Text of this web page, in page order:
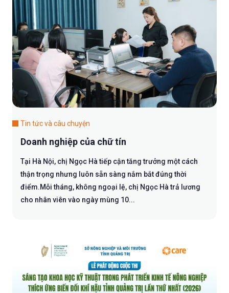
Tin tức và câu chuyện
Doanh nghiệp của chữ tín
Tại Hà Nội, chị Ngọc Hà tiếp cận tăng trưởng một cách
thận trọng nhưng luôn sẵn sàng nắm bắt đúng thời
điểm.Mỗi tháng, không ngoại lệ, chị Ngọc Hà trả lương
cho nhân viên vào ngày mùng 10...